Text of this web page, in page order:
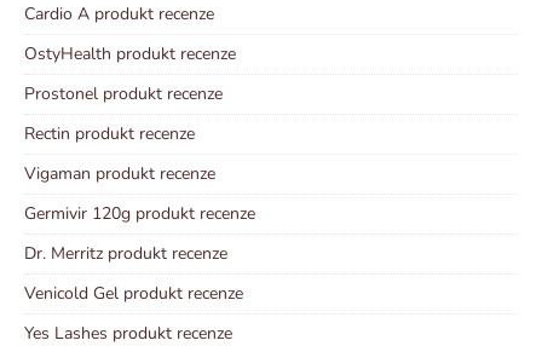
Cardio A produkt recenze
OstyHealth produkt recenze
Prostonel produkt recenze
Rectin produkt recenze
Vigaman produkt recenze
Germivir 120g produkt recenze
Dr. Merritz produkt recenze
Venicold Gel produkt recenze
Yes Lashes produkt recenze